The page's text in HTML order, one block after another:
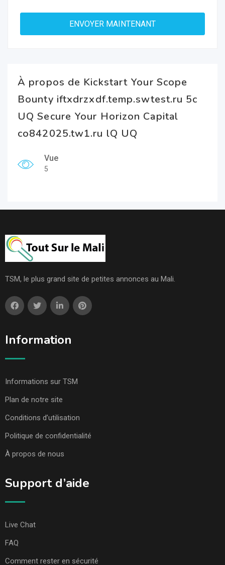
À propos de Kickstart Your Scope
Bounty iftxdrzxdf.temp.swtest.ru 5c
UQ Secure Your Horizon Capital
co842025.tw1.ru lQ UQ
Vue
5
TSM, le plus grand site de petites annonces au Mali.
Information
Informations sur TSM
Plan de notre site
Conditions d’utilisation
Politique de confidentialité
À propos de nous
Support d’aide
Live Chat
FAQ
Comment rester en sécurité